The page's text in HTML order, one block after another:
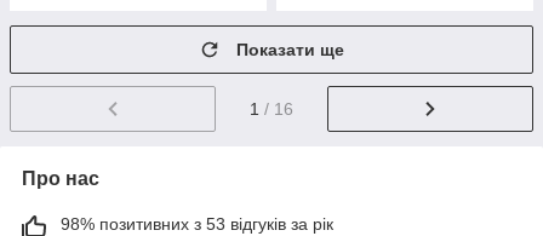
Показати ще
1 / 16
Про нас
98% позитивних з 53 відгуків за рік